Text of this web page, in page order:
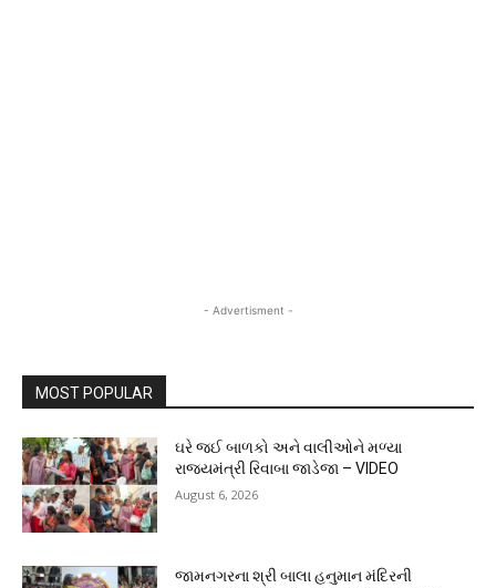
- Advertisment -
MOST POPULAR
ઘરે જઈ બાળકો અને વાલીઓને મળ્યા
રાજ્યમંત્રી રિવાબા જાડેજા – VIDEO
August 6, 2026
જામનગરના શ્રી બાલા હનુમાન મંદિરની